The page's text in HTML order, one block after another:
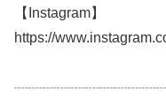
【Instagram】
https://